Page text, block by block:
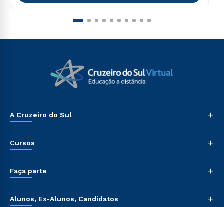
A Cruzeiro do Sul +
Cursos +
Faça parte +
Alunos, Ex-Alunos, Candidatos +